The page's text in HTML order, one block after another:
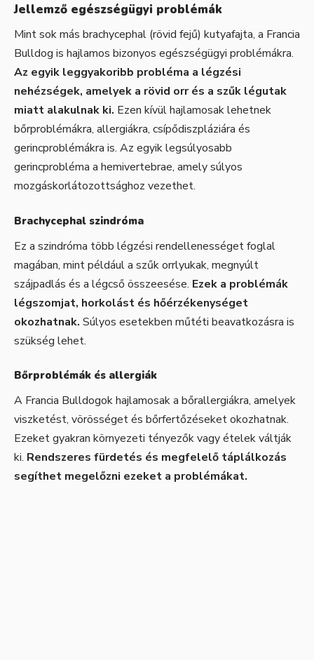
Jellemző egészségügyi problémák
Mint sok más brachycephal (rövid fejű) kutyafajta, a Francia
Bulldog is hajlamos bizonyos egészségügyi problémákra.
Az egyik leggyakoribb probléma a légzési
nehézségek, amelyek a rövid orr és a szűk légutak
miatt alakulnak ki. Ezen kívül hajlamosak lehetnek
bőrproblémákra, allergiákra, csípődiszpláziára és
gerincproblémákra is. Az egyik legsúlyosabb
gerincprobléma a hemivertebrae, amely súlyos
mozgáskorlátozottsághoz vezethet.
Brachycephal szindróma
Ez a szindróma több légzési rendellenességet foglal
magában, mint például a szűk orrlyukak, megnyúlt
szájpadlás és a légcső összeesése. Ezek a problémák
légszomjat, horkolást és hőérzékenységet
okozhatnak. Súlyos esetekben műtéti beavatkozásra is
szükség lehet.
Bőrproblémák és allergiák
A Francia Bulldogok hajlamosak a bőrallergiákra, amelyek
viszketést, vörösséget és bőrfertőzéseket okozhatnak.
Ezeket gyakran környezeti tényezők vagy ételek váltják
ki. Rendszeres fürdetés és megfelelő táplálkozás
segíthet megelőzni ezeket a problémákat.